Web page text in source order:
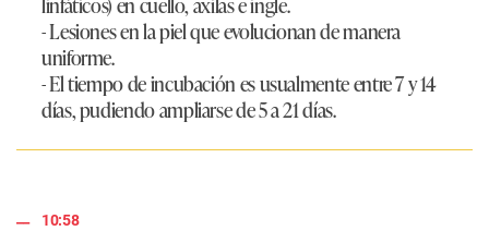
- Lesiones en la piel que evolucionan de manera
uniforme.
- El tiempo de incubación es usualmente entre 7 y 14
días, pudiendo ampliarse de 5 a 21 días.
10:58